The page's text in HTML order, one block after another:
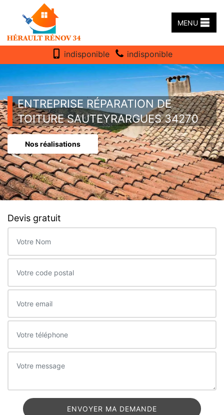
MENU
indisponible indisponible
ENTREPRISE RÉPARATION DE
TOITURE SAUTEYRARGUES 34270
Nos réalisations
Devis gratuit